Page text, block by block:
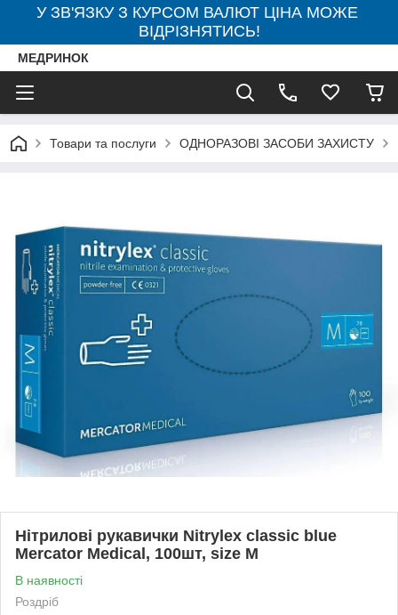
У ЗВ'ЯЗКУ З КУРСОМ ВАЛЮТ ЦІНА МОЖЕ
ВІДРІЗНЯТИСЬ!
МЕДРИНОК
Товари та послуги ОДНОРАЗОВІ ЗАСОБИ ЗАХИСТУ
Нітрилові рукавички Nitrylex classic blue
Mercator Medical, 100шт, size M
В наявності
Роздріб